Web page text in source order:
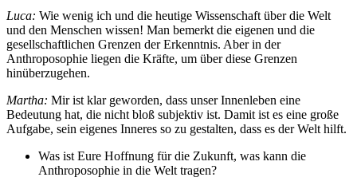
Luca: Wie wenig ich und die heutige Wissenschaft über die Welt
und den Menschen wissen! Man bemerkt die eigenen und die
gesellschaftlichen Grenzen der Erkenntnis. Aber in der
Anthroposophie liegen die Kräfte, um über diese Grenzen
hinüberzugehen.
Martha: Mir ist klar geworden, dass unser Innenleben eine
Bedeutung hat, die nicht bloß subjektiv ist. Damit ist es eine große
Aufgabe, sein eigenes Inneres so zu gestalten, dass es der Welt hilft.
Was ist Eure Hoffnung für die Zukunft, was kann die
Anthroposophie in die Welt tragen?